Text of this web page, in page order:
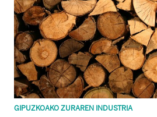
GIPUZKOAKO ZURAREN INDUSTRIA